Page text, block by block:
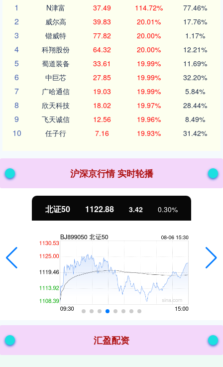
1
N津富 37.49 114.72% 77.46%
2 威尔高 39.83 20.01% 17.76%
3 锴威特 77.82 20.00% 1.17%
4 科翔股份 64.32 20.00% 12.21%
5 蜀道装备 33.61 19.99% 11.69%
6 中巨芯 27.85 19.99% 32.20%
7 广哈通信 19.03 19.99% 5.84%
8 欣天科技 18.02 19.97% 28.44%
9 飞天诚信 12.56 19.96% 8.49%
10 任子行 7.16 19.93% 31.42%
沪深京行情 实时轮播
北证50 1122.88 3.42 0.30%
汇盈配资